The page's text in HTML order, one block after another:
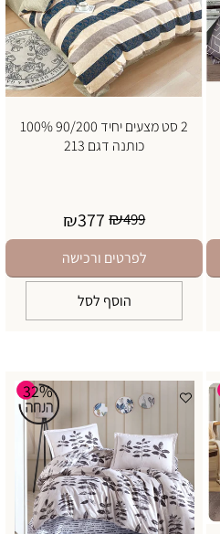
2 סט מצעים יחיד 90/200 100%
כותנה דגם 213
₪499
₪377
לפרטים ורכישה
הוסף לסל
32%